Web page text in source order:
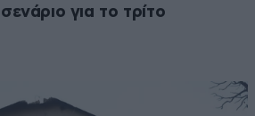
για το τρίτο